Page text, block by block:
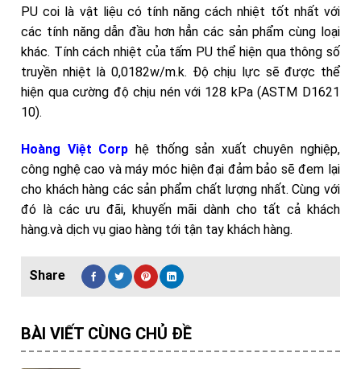
PU coi là vật liệu có tính năng cách nhiệt tốt nhất với
các tính năng dẫn đầu hơn hẳn các sản phẩm cùng loại
khác. Tính cách nhiệt của tấm PU thể hiện qua thông số
truyền nhiệt là 0,0182w/m.k. Độ chịu lực sẽ được thể
hiện qua cường độ chịu nén với 128 kPa (ASTM D1621
10).
Hoàng Việt Corp hệ thống sản xuất chuyên nghiệp,
công nghệ cao và máy móc hiện đại đảm bảo sẽ đem lại
cho khách hàng các sản phẩm chất lượng nhất. Cùng với
đó là các ưu đãi, khuyến mãi dành cho tất cả khách
hàng.và dịch vụ giao hàng tới tận tay khách hàng.
BÀI VIẾT CÙNG CHỦ ĐỀ